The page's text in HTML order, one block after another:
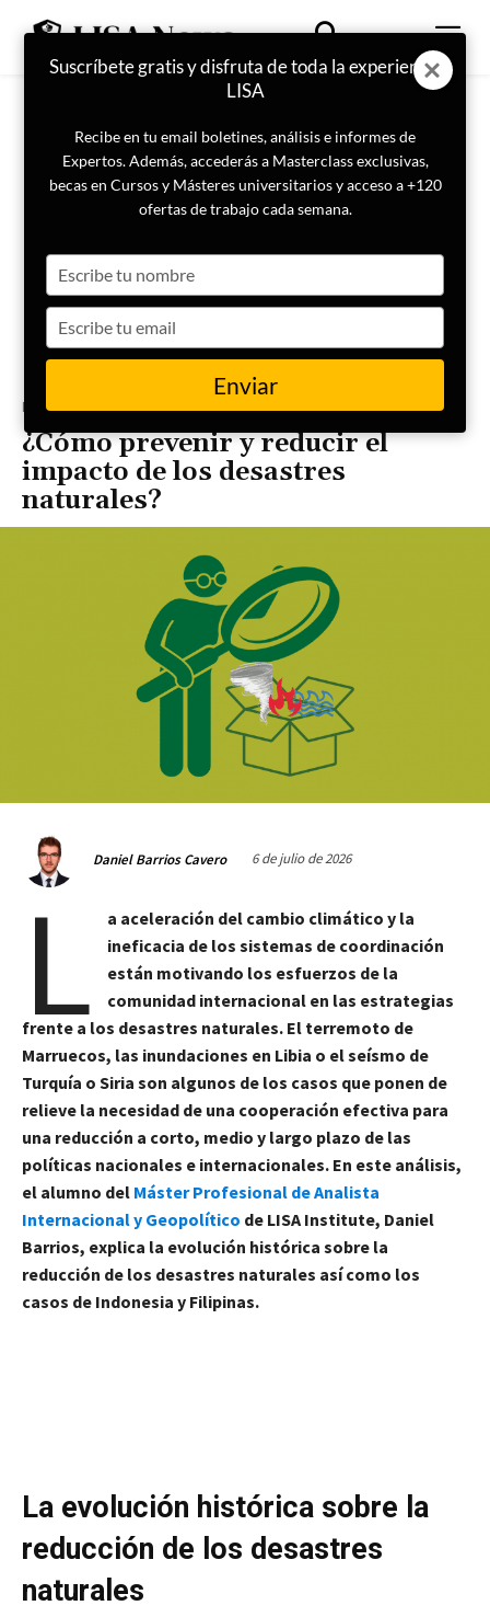
Portada Terremoto Venezuela
¿Cómo prevenir y reducir el
impacto de los desastres
naturales?
Daniel Barrios Cavero 6 de julio de 2026
L
a aceleración del cambio climático y la
ineficacia de los sistemas de coordinación
están motivando los esfuerzos de la
comunidad internacional en las estrategias
frente a los desastres naturales. El terremoto de
Marruecos, las inundaciones en Libia o el seísmo de
Turquía o Siria son algunos de los casos que ponen de
relieve la necesidad de una cooperación efectiva para
una reducción a corto, medio y largo plazo de las
políticas nacionales e internacionales. En este análisis,
el alumno del Máster Profesional de Analista
Internacional y Geopolítico de LISA Institute, Daniel
Barrios, explica la evolución histórica sobre la
reducción de los desastres naturales así como los
casos de Indonesia y Filipinas.
La evolución histórica sobre la
reducción de los desastres
naturales
Suscríbete gratis y disfruta de toda la experiencia
LISA
Recibe en tu email boletines, análisis e informes de
Expertos. Además, accederás a Masterclass exclusivas,
becas en Cursos y Másteres universitarios y acceso a +120
ofertas de trabajo cada semana.
your
name
your
email
Enviar